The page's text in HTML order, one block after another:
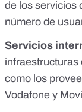
de los servicios
número de
Servicios
infraestructuras
como los
Vodafone y